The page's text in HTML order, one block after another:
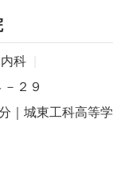
内科
２９